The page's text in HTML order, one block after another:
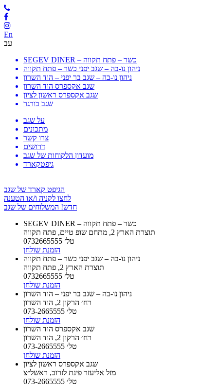
En
עב
SEGEV DINER – כשר – פתח תקווה
ניהון נו-בה – שגב יפני כשר – פתח תקווה
ניהון נו-בה – שגב בר יפני – הוד השרון
שגב אקספרס הוד השרון
שגב אקספרס ראשון לציון
שגב בורגר
על שגב
מתכונים
צרו קשר
דרושים
מועדון הלקוחות של שגב
גיפטקארד
הגיפט קארד של שגב
לחצו לקניה ו/או הטענה
חדש! המשלוחים של שגב
SEGEV DINER – כשר – פתח תקווה
תוצרת הארץ 2, מתחם שופ טיים, פתח תקווה
טל׳ 0732665555
הזמנת שולחן
ניהון נו-בה – שגב יפני כשר – פתח תקווה
תוצרת הארץ 2, פתח תקווה
טל׳ 0732665555
הזמנת שולחן
ניהון נו-בה – שגב בר יפני – הוד השרון
רח׳ הרקון 2, הוד השרון
טל׳ 073-2665555
הזמנת שולחן
שגב אקספרס הוד השרון
רח׳ הרקון 2, הוד השרון
טל׳ 073-2665555
הזמנת שולחן
שגב אקספרס ראשון לציון
מזל אליעזר פינת לזרוב, ראשל״צ
טל׳ 073-2665555